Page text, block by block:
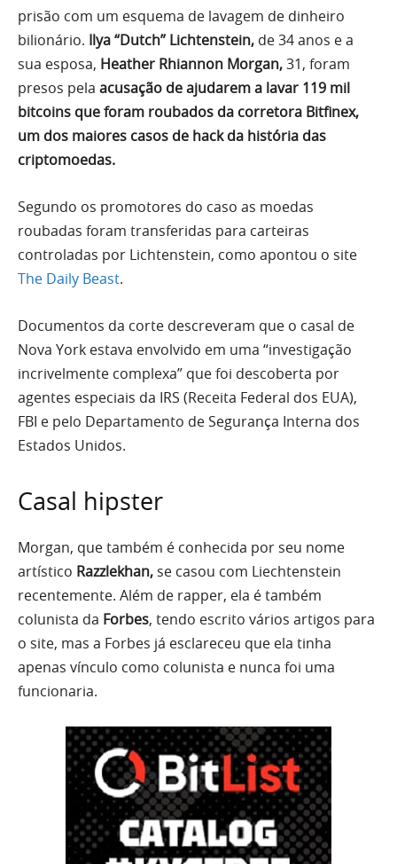
prisão com um esquema de lavagem de dinheiro
bilionário. Ilya “Dutch” Lichtenstein, de 34 anos e a
sua esposa, Heather Rhiannon Morgan,31, foram
presos pela acusação de ajudarem a lavar 119 mil
bitcoins que foram roubados da corretora Bitfinex,
um dos maiores casos de hack da história das
criptomoedas.
Segundo os promotores do caso as moedas
roubadas foram transferidas para carteiras
controladas por Lichtenstein, como apontou o site
The Daily Beast.
Documentos da corte descreveram que o casal de
Nova York estava envolvido em uma “investigação
incrivelmente complexa” que foi descoberta por
agentes especiais da IRS (Receita Federal dos EUA),
FBI e pelo Departamento de Segurança Interna dos
Estados Unidos.
Casal hipster
Morgan, que também é conhecida por seu nome
artístico Razzlekhan, se casou com Liechtenstein
recentemente. Além de rapper, ela é também
colunista da Forbes, tendo escrito vários artigos para
o site, mas a Forbes já esclareceu que ela tinha
apenas vínculo como colunista e nunca foi uma
funcionaria.